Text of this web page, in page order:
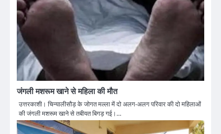
जंगली मशरूम खाने से महिला की मौत
उत्तरकाशी। चिन्यालीसौड़ के जोगत मल्ला में दो अलग-अलग परिवार की दो महिलाओं
की जंगली मशरूम खाने से तबीयत बिगड़ गई।…